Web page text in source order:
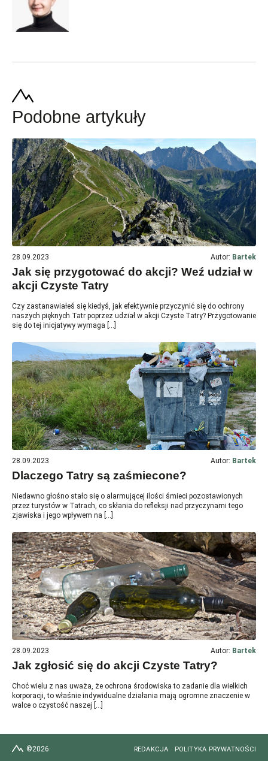
Podobne artykuły
28.09.2023 Autor: Bartek
Jak się przygotować do akcji? Weź udział w
akcji Czyste Tatry
Czy zastanawiałeś się kiedyś, jak efektywnie przyczynić się do ochrony
naszych pięknych Tatr poprzez udział w akcji Czyste Tatry? Przygotowanie
się do tej inicjatywy wymaga […]
28.09.2023 Autor: Bartek
Dlaczego Tatry są zaśmiecone?
Niedawno głośno stało się o alarmującej ilości śmieci pozostawionych
przez turystów w Tatrach, co skłania do refleksji nad przyczynami tego
zjawiska i jego wpływem na […]
28.09.2023 Autor: Bartek
Jak zgłosić się do akcji Czyste Tatry?
Choć wielu z nas uważa, że ochrona środowiska to zadanie dla wielkich
korporacji, to właśnie indywidualne działania mają ogromne znaczenie w
walce o czystość naszej […]
©2026 REDAKCJA POLITYKA PRYWATNOŚCI